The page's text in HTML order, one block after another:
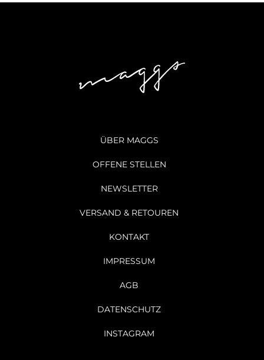
ÜBER MAGGS
OFFENE STELLEN
NEWSLETTER
VERSAND & RETOUREN
KONTAKT
IMPRESSUM
AGB
DATENSCHUTZ
INSTAGRAM